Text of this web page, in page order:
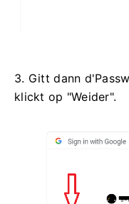
3. Gitt dann
klickt op "Weider".